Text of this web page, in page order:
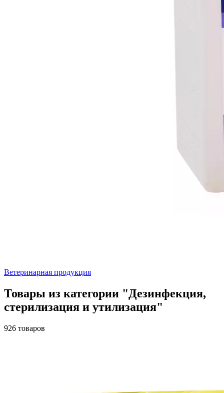
Ветеринарная продукция
Товары из категории "Дезинфекция,
стерилизация и утилизация"
926 товаров